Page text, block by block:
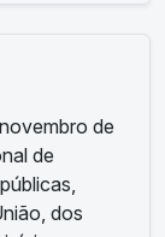
de
de
dos